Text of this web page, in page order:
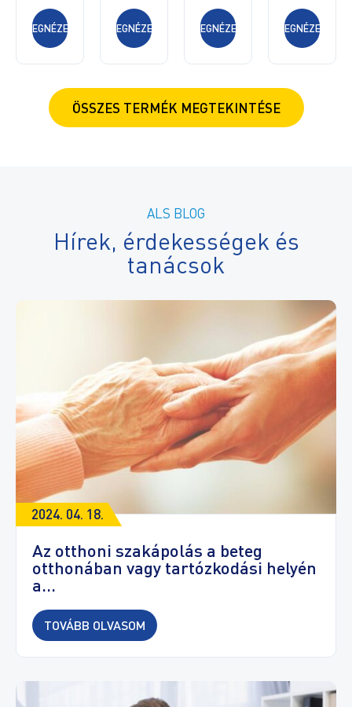
MEGNÉZEM MEGNÉZEM MEGNÉZEM MEGNÉZEM
ÖSSZES TERMÉK MEGTEKINTÉSE
ALS BLOG
Hírek, érdekességek és
tanácsok
2024. 04. 18.
Az otthoni szakápolás a beteg
otthonában vagy tartózkodási helyén
a...
TOVÁBB OLVASOM